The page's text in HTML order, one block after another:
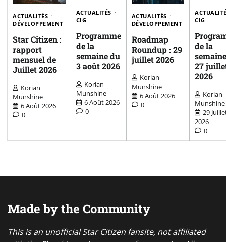
ACTUALITÉS
DÉVELOPPEMENT
Star Citizen :
rapport
mensuel de
Juillet 2026
Korian
Munshine
6 Août 2026
0
ACTUALITÉS
CIG
Programme
de la
semaine du
3 août 2026
Korian
Munshine
6 Août 2026
0
ACTUALITÉS
DÉVELOPPEMENT
Roadmap
Roundup : 29
juillet 2026
Korian
Munshine
6 Août 2026
0
CIG
de la
27
2026
Korian
Munshine
29
2026
0
Made by the Community
This is an unofficial Star Citizen fansite, not affiliated